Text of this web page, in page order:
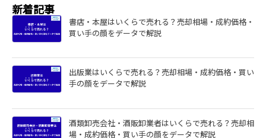
新着記事
書店・本屋はいくらで売れる？売却相場・成約価格・
買い手の顔をデータで解説
出版業はいくらで売れる？売却相場・成約価格・買い
手の顔をデータで解説
酒類卸売会社・酒販卸業者はいくらで売れる？売却相
場・成約価格・買い手の顔をデータで解説